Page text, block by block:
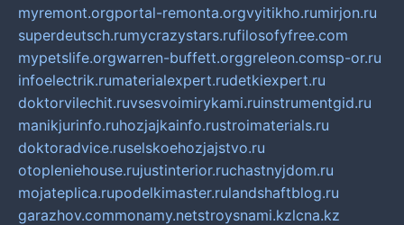
myremont.orgportal-remonta.orgvyitikho.rumirjon.ru
superdeutsch.rumycrazystars.rufilosofyfree.com
mypetslife.orgwarren-buffett.orggreleon.comsp-or.ru
infoelectrik.rumaterialexpert.rudetkiexpert.ru
doktorvilechit.ruvsesvoimirykami.ruinstrumentgid.ru
manikjurinfo.ruhozjajkainfo.rustroimaterials.ru
doktoradvice.ruselskoehozjajstvo.ru
otopleniehouse.rujustinterior.ruchastnyjdom.ru
mojateplica.rupodelkimaster.rulandshaftblog.ru
garazhov.commonamy.netstroysnami.kzlcna.kz